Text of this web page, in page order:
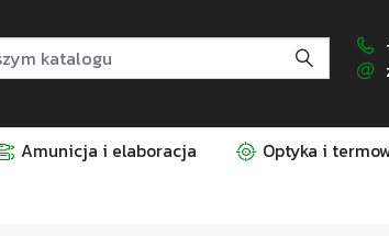
Amunicja i elaboracja Optyka i